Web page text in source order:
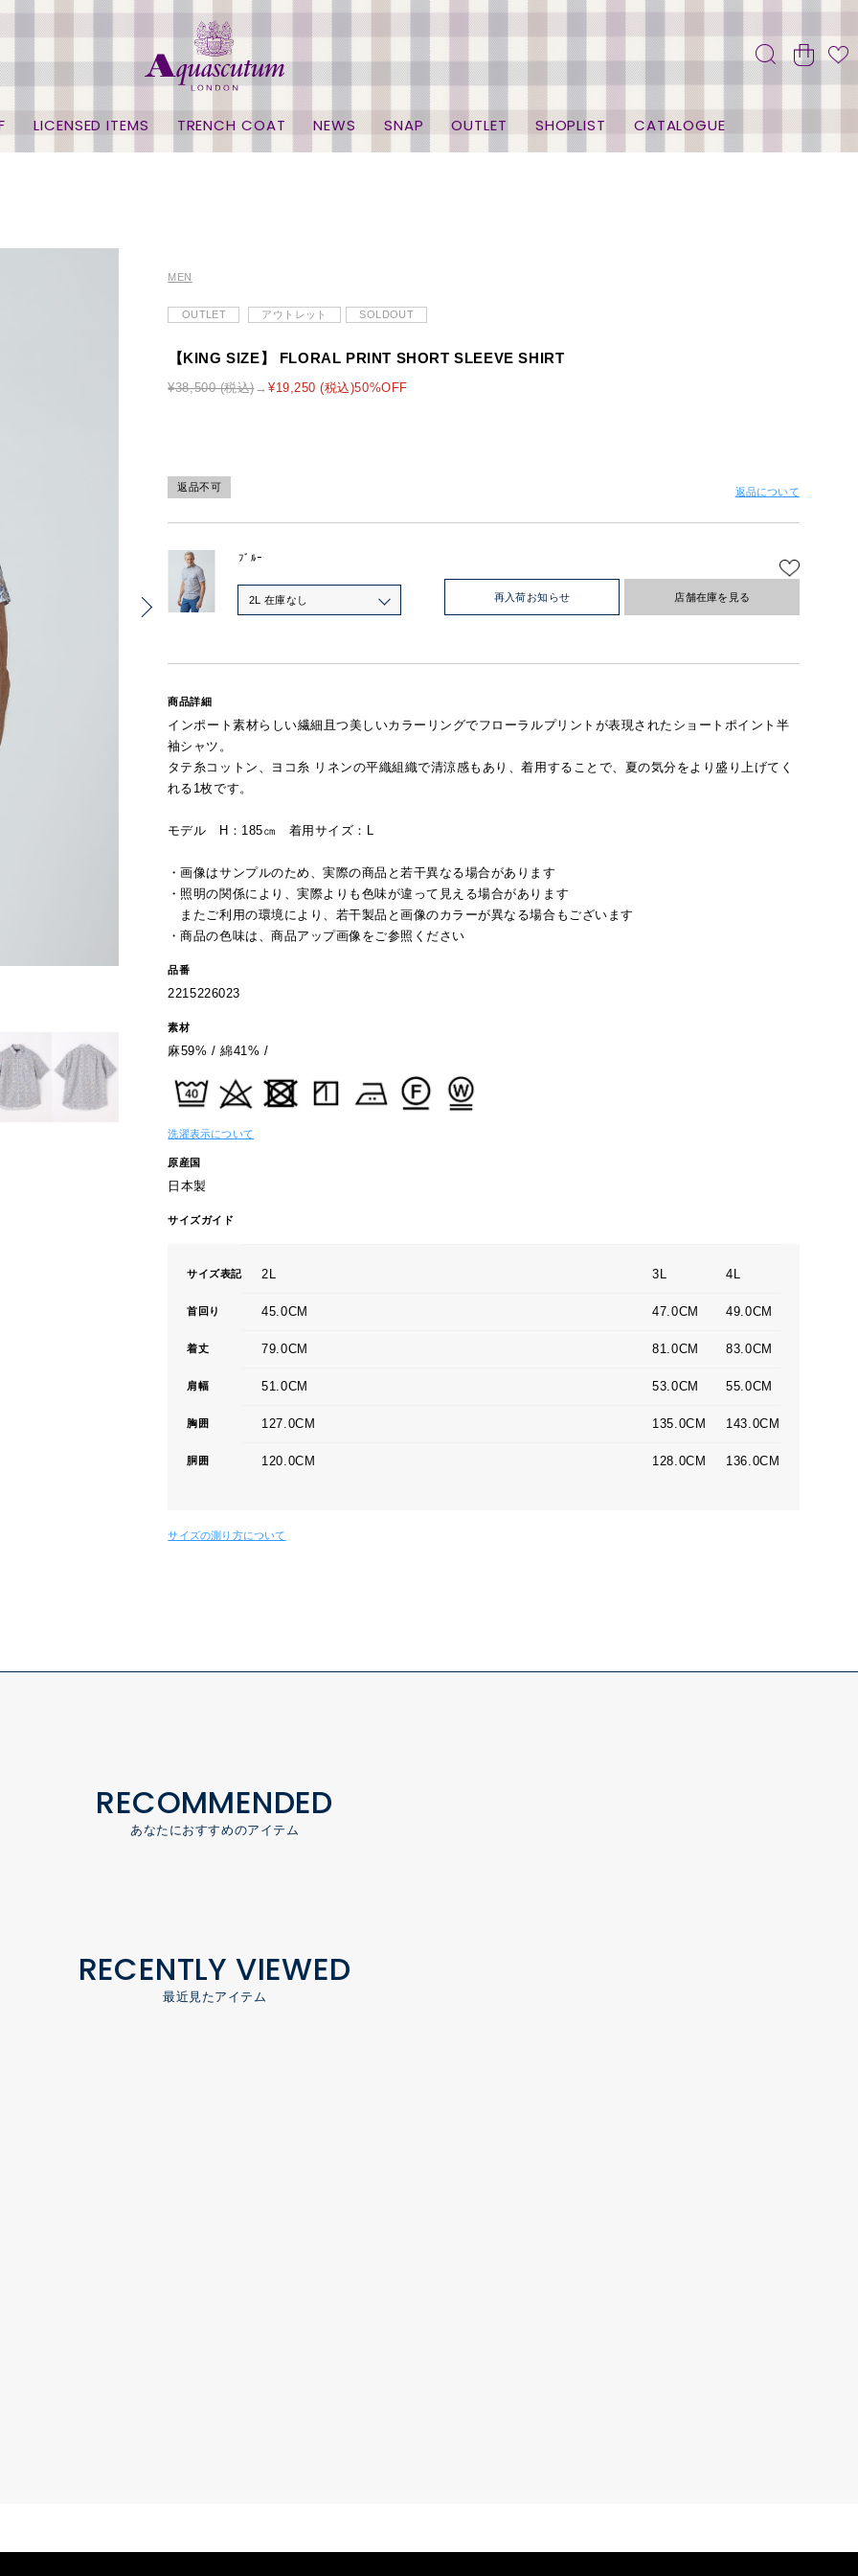
LICENSED ITEMS TRENCH COAT NEWS SNAP OUTLET SHOPLIST CATALOGUE
MEN
OUTLET アウトレット SOLDOUT
【KING SIZE】 FLORAL PRINT SHORT SLEEVE SHIRT
¥38,500 (税込) ¥19,250 (税込)50%OFF
返品不可 返品について
ﾌﾞﾙｰ
2L 在庫なし 再入荷お知らせ 店舗在庫を見る
商品詳細
インポート素材らしい繊細且つ美しいカラーリングでフローラルプリントが表現されたショートポイント半
袖シャツ。
タテ糸コットン、ヨコ糸 リネンの平織組織で清涼感もあり、着用することで、夏の気分をより盛り上げてく
れる1枚です。
モデル H：185㎝ 着用サイズ：L
・画像はサンプルのため、実際の商品と若干異なる場合があります
・照明の関係により、実際よりも色味が違って見える場合があります
またご利用の環境により、若干製品と画像のカラーが異なる場合もございます
・商品の色味は、商品アップ画像をご参照ください
品番
2215226023
素材
麻59% / 綿41% /
洗濯表示について
原産国
日本製
サイズガイド
サイズ表記 2L 3L 4L
首回り 45.0CM 47.0CM 49.0CM
着丈 79.0CM 81.0CM 83.0CM
肩幅 51.0CM 53.0CM 55.0CM
胸囲 127.0CM 135.0CM 143.0CM
胴囲 120.0CM 128.0CM 136.0CM
サイズの測り方について
RECOMMENDED
あなたにおすすめのアイテム
RECENTLY VIEWED
最近見たアイテム